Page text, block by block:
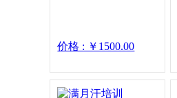
价格 : ￥1500.00